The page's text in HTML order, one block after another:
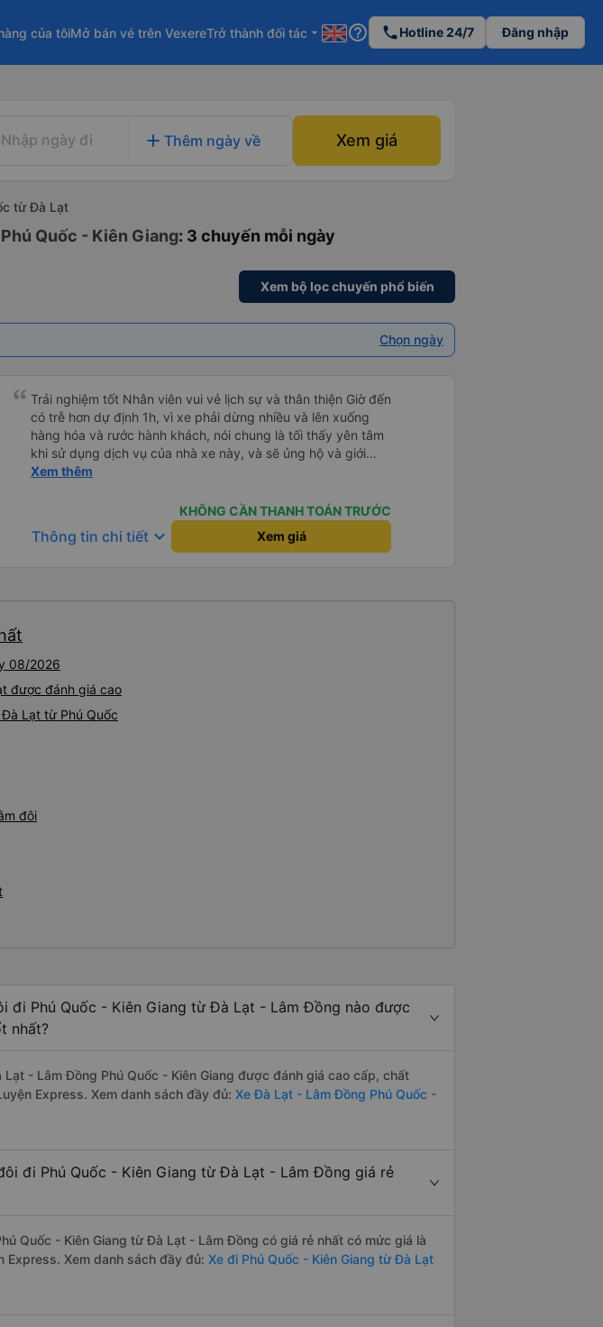
của tôiMở bán vé trên VexereTrở thành đối tác arrow_drop_down help_outline phoneHotline 24/7 Đăng nhập
Nhập ngày đi add Thêm ngày về Xem giá
từ Đà Lạt
Quốc - Kiên Giang: 3 chuyến mỗi ngày
Xem bộ lọc chuyến phổ biến
Chọn ngày
Trải nghiệm tốt Nhân viên vui vẻ lịch sự và thân thiện Giờ đến
có trễ hơn dự định 1h, vì xe phải dừng nhiều và lên xuống
hàng hóa và rước hành khách, nói chung là tối thấy yên tâm
khi sử dụng dịch vụ của nhà xe này, và sẽ ủng hộ và giới
thiệu cho người thân sử dụng dịch vụ của nhà xe này
Xem thêm
KHÔNG CẦN THANH TOÁN TRƯỚC
Thông tin chi tiết keyboard_arrow_down Xem giá
08/2026
được đánh giá cao
Lạt từ Phú Quốc
đôi
đi Phú Quốc - Kiên Giang từ Đà Lạt - Lâm Đồng nào được
nhất?
Lạt - Lâm Đồng Phú Quốc - Kiên Giang được đánh giá cao cấp, chất
Express. Xem danh sách đầy đủ: Xe Đà Lạt - Lâm Đồng Phú Quốc -
đi Phú Quốc - Kiên Giang từ Đà Lạt - Lâm Đồng giá rẻ
Quốc - Kiên Giang từ Đà Lạt - Lâm Đồng có giá rẻ nhất có mức giá là
Express. Xem danh sách đầy đủ: Xe đi Phú Quốc - Kiên Giang từ Đà Lạt